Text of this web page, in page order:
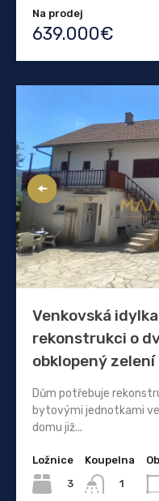
Na prodej
639.000€
Venkovská
rekonstrukci o
obklopený zelení
Dům potřebuje
bytovými jednotkami
domu již...
Ložnice
3
Koupelna
1